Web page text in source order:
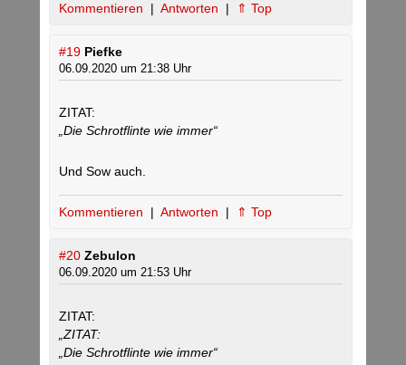
Kommentieren | Antworten | ⇑ Top
#19 Piefke
06.09.2020 um 21:38 Uhr
ZITAT:
„Die Schrotflinte wie immer“
Und Sow auch.
Kommentieren | Antworten | ⇑ Top
#20 Zebulon
06.09.2020 um 21:53 Uhr
ZITAT:
„ZITAT:
„Die Schrotflinte wie immer“